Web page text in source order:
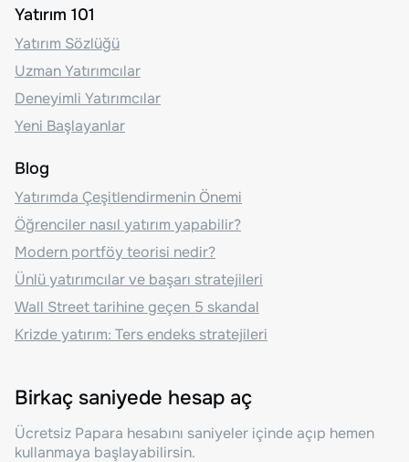
Yatırım 101
Yatırım Sözlüğü
Uzman Yatırımcılar
Deneyimli Yatırımcılar
Yeni Başlayanlar
Blog
Yatırımda Çeşitlendirmenin Önemi
Öğrenciler nasıl yatırım yapabilir?
Modern portföy teorisi nedir?
Ünlü yatırımcılar ve başarı stratejileri
Wall Street tarihine geçen 5 skandal
Krizde yatırım: Ters endeks stratejileri
Birkaç saniyede hesap aç
Ücretsiz Papara hesabını saniyeler içinde açıp hemen
kullanmaya başlayabilirsin.